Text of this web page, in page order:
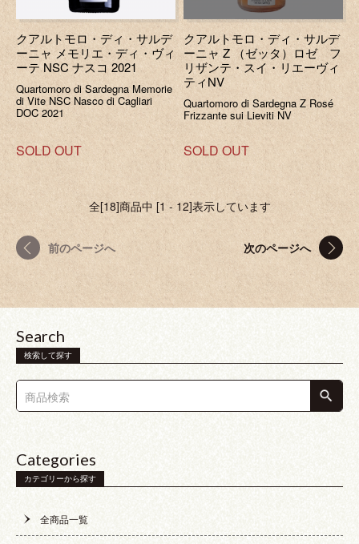
クアルトモロ・ディ・サルデ
ーニャ メモリエ・ディ・ヴィ
ーテ NSC ナスコ 2021
Quartomoro di Sardegna Memorie
di Vite NSC Nasco di Cagliari
DOC 2021
SOLD OUT
クアルトモロ・ディ・サルデ
ーニャ Z （ゼッタ）ロゼ フ
リザンテ・スイ・リエーヴィ
ティNV
Quartomoro di Sardegna Z Rosé
Frizzante sui Lieviti NV
SOLD OUT
全[18]商品中 [1 - 12]表示しています
前のページへ 次のページへ
Search
検索して探す
Categories
カテゴリーから探す
全商品一覧